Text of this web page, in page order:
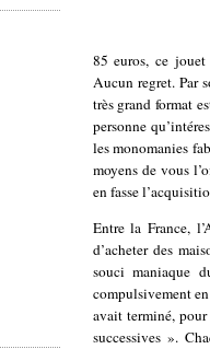
85 euros, ce jouet
Aucun regret. Par
très grand format
personne
les monomanies
moyens de vous
en fasse
Entre la France,
d’acheter des
souci maniaque
compulsivement
avait terminé,
successives ».